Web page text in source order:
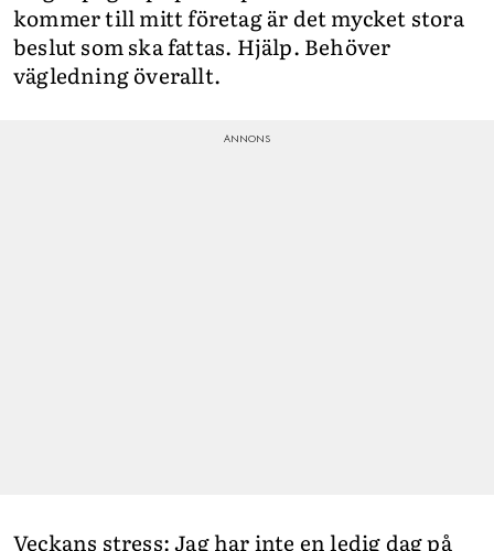
kommer till mitt företag är det mycket stora
beslut som ska fattas. Hjälp. Behöver
vägledning överallt.
Veckans stress: Jag har inte en ledig dag på